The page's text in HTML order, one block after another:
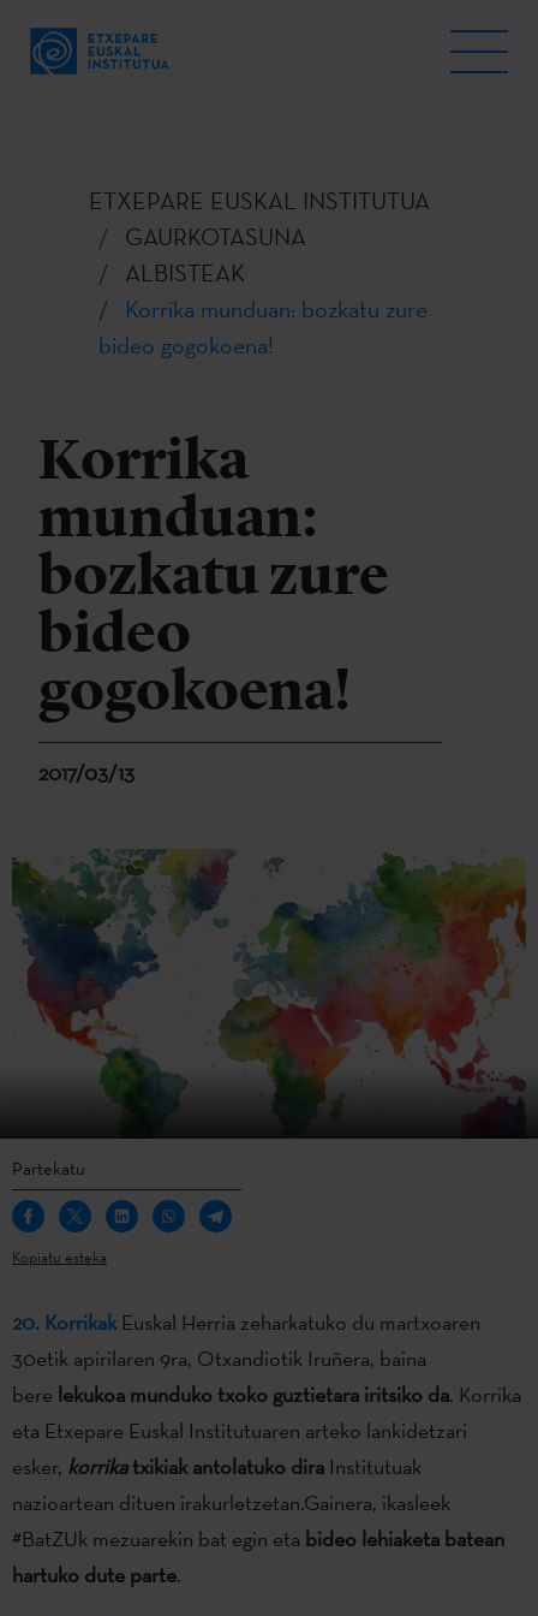
ETXEPARE EUSKAL INSTITUTUA
GAURKOTASUNA
ALBISTEAK
Korrika munduan: bozkatu zure
bideo gogokoena!
Korrika
munduan:
bozkatu zure
bideo
gogokoena!
2017/03/13
Partekatu
Kopiatu esteka
20. KorrikakEuskal Herria zeharkatuko du martxoaren
30etik apirilaren 9ra, Otxandiotik Iruñera, baina
bere lekukoa munduko txoko guztietara iritsiko da. Korrika
eta Etxepare Euskal Institutuaren arteko lankidetzari
esker, korrikatxikiak antolatuko dira Institutuak
nazioartean dituen irakurletzetan.Gainera, ikasleek
#BatZUk mezuarekin bat egin eta bideo lehiaketa batean
hartuko dute parte.